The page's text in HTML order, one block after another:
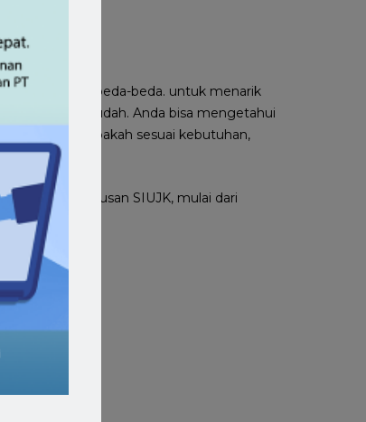
yang berbeda-beda. untuk menarik
cepat dan mudah. Anda bisa mengetahui
tersebut apakah sesuai kebutuhan,
dalam pengurusan SIUJK, mulai dari
dan lainnya.